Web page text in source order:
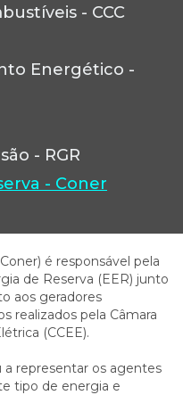
- CCC
Energético -
- RGR
- Coner
é responsável pela
de Reserva (EER) junto
aos geradores
realizados pela Câmara
(CCEE).
a representar os agentes
tipo de energia e